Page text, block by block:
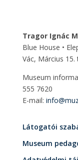
Tragor Ignác
Blue House •
Vác, Március 15.
Museum
555 7620
E-mail:
Látogatói
Museum